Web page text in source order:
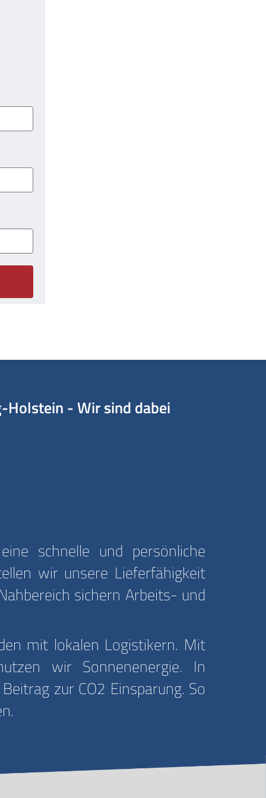
Holstein - Wir sind dabei
schnelle und persönliche
wir unsere Lieferfähigkeit
sichern Arbeits- und
mit lokalen Logistikern. Mit
wir Sonnenenergie. In
zur CO2 Einsparung. So